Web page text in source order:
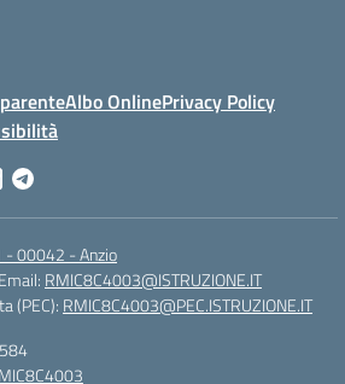
Albo OnlinePrivacy Policy
- 00042 - Anzio
Email: RMIC8C4003@ISTRUZIONE.IT
(PEC): RMIC8C4003@PEC.ISTRUZIONE.IT